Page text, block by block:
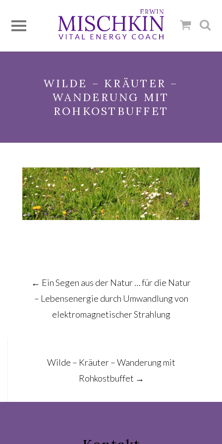
WILDE – KRÄUTER –
WANDERUNG MIT
ROHKOSTBUFFET
navigation
← Ein Segen aus der Natur … für die Natur
– Lebensenergie durch Umwandlung von
elektromagnetischer Strahlung
Wilde – Kräuter – Wanderung mit
Rohkostbuffet →